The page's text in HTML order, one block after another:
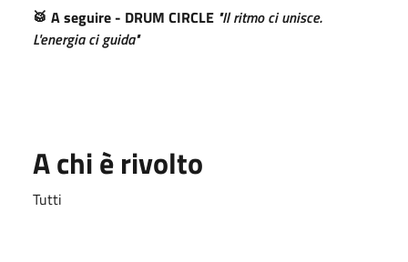
🥁 A seguire - DRUM CIRCLE "Il ritmo ci unisce.
L'energia ci guida"
A chi è rivolto
Tutti